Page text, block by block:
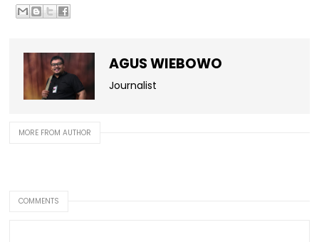
AGUS WIEBOWO
Journalist
MORE FROM AUTHOR
COMMENTS